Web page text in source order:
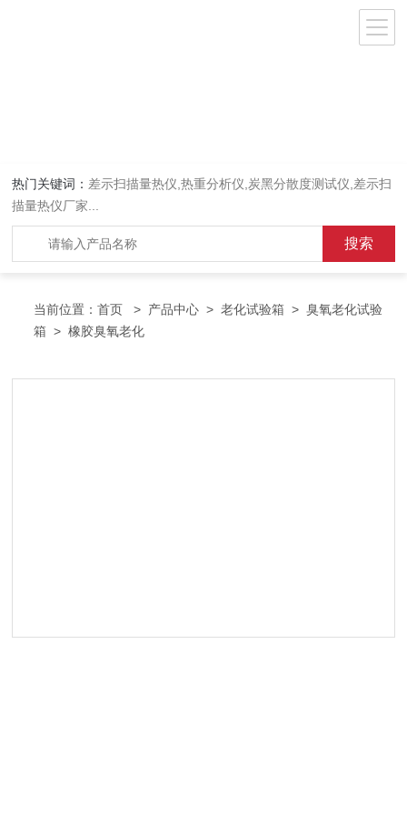
热门关键词： 差示扫描量热仪 ,热重分析仪 炭黑分散度测试仪 差示扫
描量热仪厂家
当前位置：首页 > 产品中心 >老化试验箱 >臭氧老化试验
箱 > 橡胶臭氧老化